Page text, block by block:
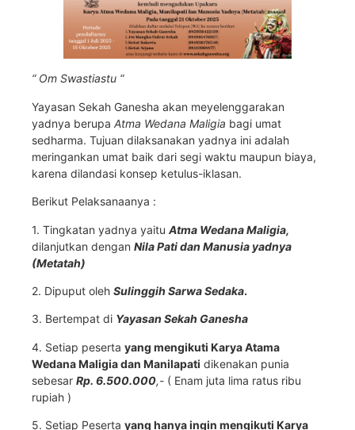
“ Om Swastiastu “
Yayasan Sekah Ganesha akan meyelenggarakan
yadnya berupa Atma Wedana Maligia bagi umat
sedharma. Tujuan dilaksanakan yadnya ini adalah
meringankan umat baik dari segi waktu maupun biaya,
karena dilandasi konsep ketulus-iklasan.
Berikut Pelaksanaanya :
1. Tingkatan yadnya yaitu Atma Wedana Maligia,
dilanjutkan dengan Nila Pati dan Manusia yadnya
(Metatah)
2. Dipuput oleh Sulinggih Sarwa Sedaka.
3. Bertempat di Yayasan Sekah Ganesha
4. Setiap peserta yang mengikuti Karya Atama
Wedana Maligia dan Manilapati dikenakan punia
sebesar Rp. 6.500.000,- ( Enam juta lima ratus ribu
rupiah )
5. Setiap Peserta yang hanya ingin mengikuti Karya